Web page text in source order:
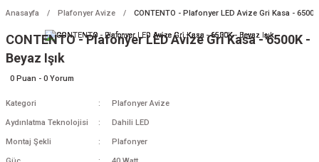
Anasayfa Plafonyer Avize CONTENTO - Plafonyer LED Avize Gri Kasa -
CONTENTO - Plafonyer LED Avize Gri Kasa - 6500K -
Beyaz Işık
0 Puan - 0 Yorum
Kategori Plafonyer Avize
Aydınlatma Teknolojisi Dahili LED
Montaj Şekli Plafonyer